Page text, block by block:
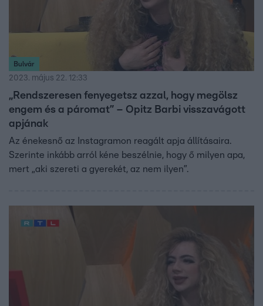
Bulvár
2023. május 22. 12:33
„Rendszeresen fenyegetsz azzal, hogy megölsz
engem és a páromat” – Opitz Barbi visszavágott
apjának
Az énekesnő az Instagramon reagált apja állításaira.
Szerinte inkább arról kéne beszélnie, hogy ő milyen apa,
mert „aki szereti a gyerekét, az nem ilyen”.